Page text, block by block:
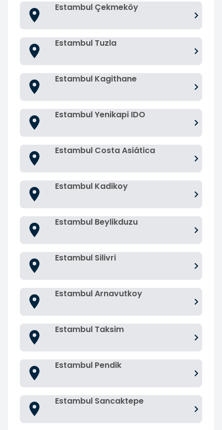
Estambul Çekmeköy
Estambul Tuzla
Estambul Kagithane
Estambul Yenikapi IDO
Estambul Costa Asiática
Estambul Kadikoy
Estambul Beylikduzu
Estambul Silivri
Estambul Arnavutkoy
Estambul Taksim
Estambul Pendik
Estambul Sancaktepe